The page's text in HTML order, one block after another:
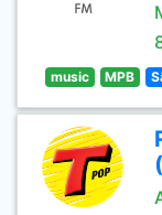
music MPB